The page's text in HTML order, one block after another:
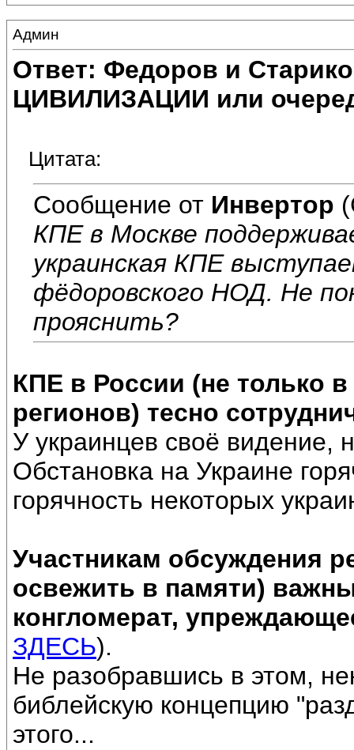
Админ
Ответ: Федоров и
ЦИВИЛИЗАЦИИ или
Цитата:
Сообщение от Инвертор
КПЕ в Москве
украинская КПЕ
фёдоровского НОД. Не
прояснить?
КПЕ в России (не только
регионов) тесно
У украинцев своё видение,
Обстановка на Украине
горячность некоторых
Участникам обсуждения
освежить в памяти)
конгломерат,
ЗДЕСЬ).
Не разобравшись в этом,
библейскую концепцию
этого...